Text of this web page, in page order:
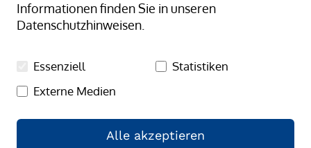
Informationen finden Sie in unseren
Datenschutzhinweisen.
Essenziell
Statistiken
Externe Medien
Alle akzeptieren